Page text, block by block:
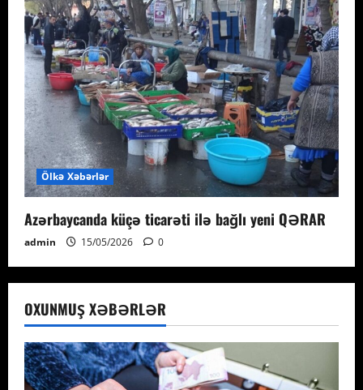
Ölkə Xəbərlər
Azərbaycanda küçə ticarəti ilə bağlı yeni QƏRAR
admin 15/05/2026 0
OXUNMUŞ XƏBƏRLƏR